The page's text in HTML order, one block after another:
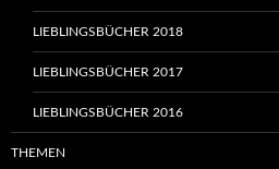
LIEBLINGSBÜCHER 2018
LIEBLINGSBÜCHER 2017
LIEBLINGSBÜCHER 2016
THEMEN